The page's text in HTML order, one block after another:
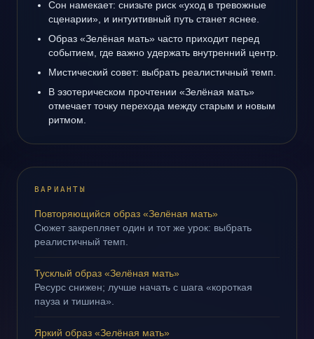
Сон намекает: снизьте риск «уход в тревожные
сценарии», и интуитивный путь станет яснее.
Образ «Зелёная мать» часто приходит перед
событием, где важно удержать внутренний центр.
Мистический совет: выбрать реалистичный темп.
В эзотерическом прочтении «Зелёная мать»
отмечает точку перехода между старым и новым
ритмом.
ВАРИАНТЫ
Повторяющийся образ «Зелёная мать»
Сюжет закрепляет один и тот же урок: выбрать
реалистичный темп.
Тусклый образ «Зелёная мать»
Ресурс снижен; лучше начать с шага «короткая
пауза и тишина».
Яркий образ «Зелёная мать»